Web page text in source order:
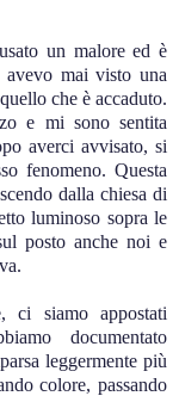
un malore ed è
mai visto una
che è accaduto.
e mi sono sentita
averci avvisato, si
fenomeno. Questa
dalla chiesa di
luminoso sopra le
posto anche noi e
ci siamo appostati
documentato
leggermente più
colore, passando